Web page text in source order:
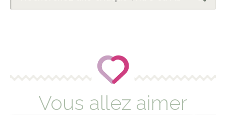
Vous allez aimer